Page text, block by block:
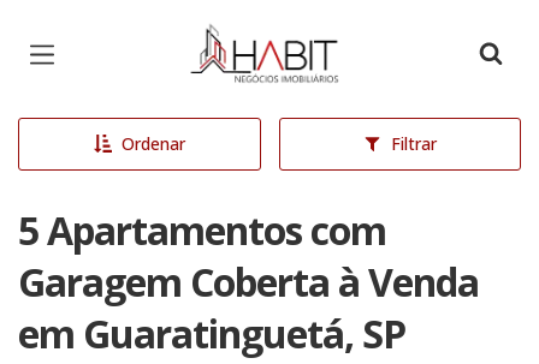
Página inicial
Ordenar Filtrar
5 Apartamentos com
Garagem Coberta à Venda
em Guaratinguetá, SP